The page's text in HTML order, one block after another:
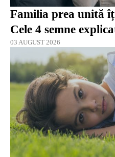
Familia prea unită
Cele 4 semne
03 AUGUST 2026